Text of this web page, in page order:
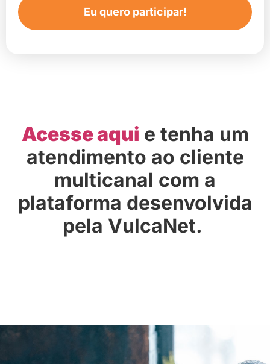
Eu quero participar!
Acesse aqui e tenha um
atendimento ao cliente
multicanal com a
plataforma desenvolvida
pela VulcaNet.